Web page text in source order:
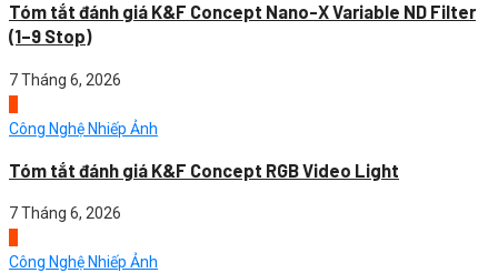
Tóm tắt đánh giá K&F Concept Nano-X Variable ND Filter
(1–9 Stop)
7 Tháng 6, 2026
Công Nghệ Nhiếp Ảnh
Tóm tắt đánh giá K&F Concept RGB Video Light
7 Tháng 6, 2026
Công Nghệ Nhiếp Ảnh